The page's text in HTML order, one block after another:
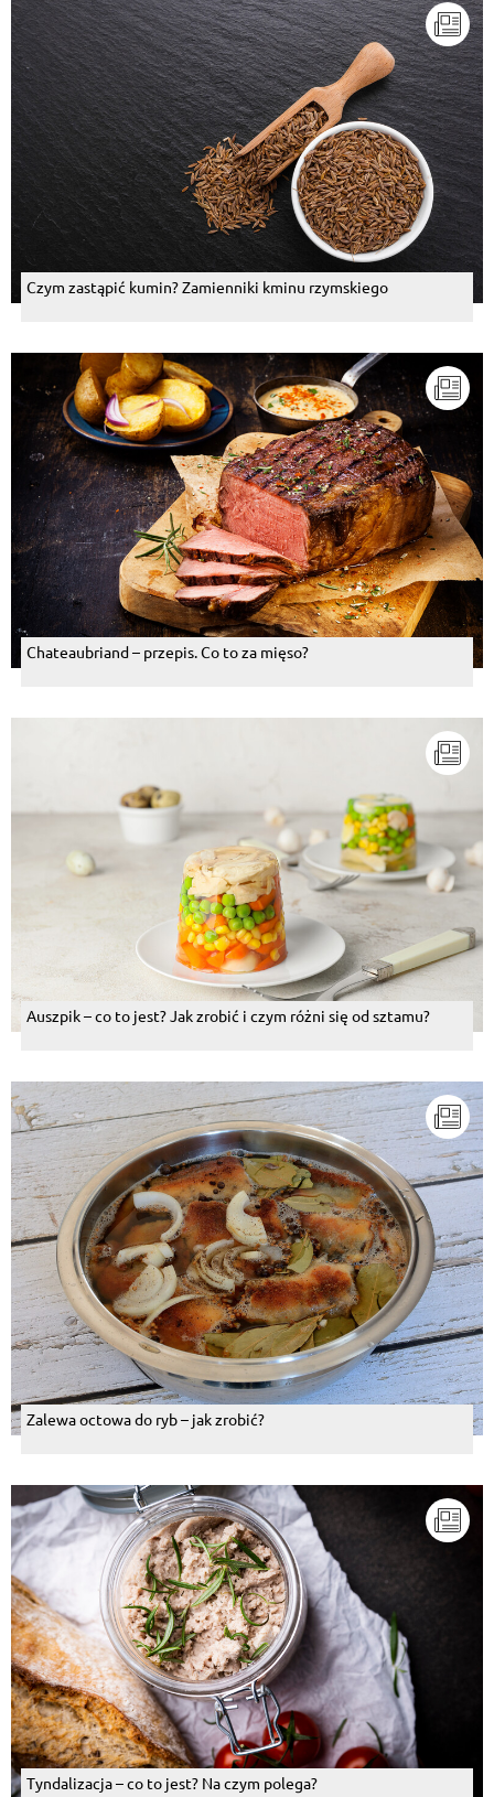
Czym zastąpić kumin? Zamienniki kminu rzymskiego
Chateaubriand – przepis. Co to za mięso?
Auszpik – co to jest? Jak zrobić i czym różni się od sztamu?
Zalewa octowa do ryb – jak zrobić?
Tyndalizacja – co to jest? Na czym polega?